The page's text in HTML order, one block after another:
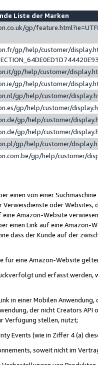
Liste der Marken
gp/
gp/help/customer/
gp/help/customer/
gp/help/customer/
gp/help/customer/
gp/help/customer/
gp/help/customer/
gp/help/customer/
gp/help/customer/
gp/help/customer/
einen von einer
oder Websites,
Amazon-Website
einen Link auf eine
dass der Kunde auf der
für eine Amazon-Website
und erfasst werden,
in einer Mobilen
der nicht Creators
Verfügung stellen, nutzt;
Events (wie in Ziffer 4 (a)
soweit nicht im